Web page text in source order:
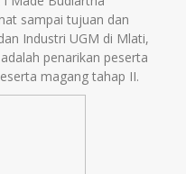
sampai tujuan dan
Industri UGM di Mlati,
penarikan peserta
magang tahap II.